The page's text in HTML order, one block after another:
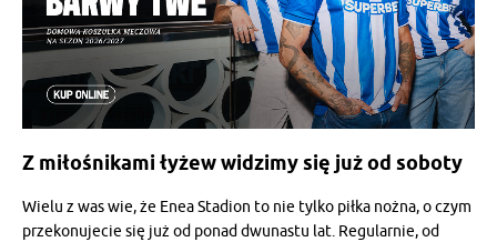
Z miłośnikami łyżew widzimy się już od soboty
Wielu z was wie, że Enea Stadion to nie tylko piłka nożna, o czym
przekonujecie się już od ponad dwunastu lat. Regularnie, od